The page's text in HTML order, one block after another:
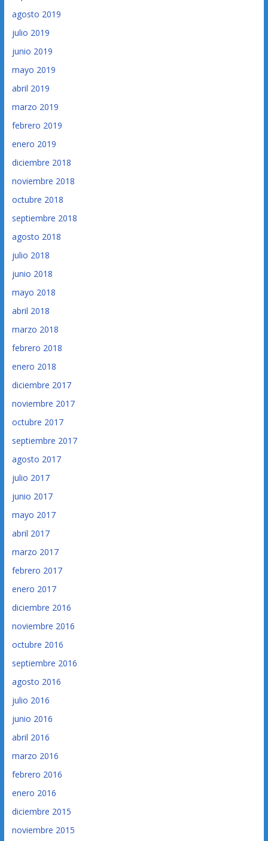
agosto 2019
julio 2019
junio 2019
mayo 2019
abril 2019
marzo 2019
febrero 2019
enero 2019
diciembre 2018
noviembre 2018
octubre 2018
septiembre 2018
agosto 2018
julio 2018
junio 2018
mayo 2018
abril 2018
marzo 2018
febrero 2018
enero 2018
diciembre 2017
noviembre 2017
octubre 2017
septiembre 2017
agosto 2017
julio 2017
junio 2017
mayo 2017
abril 2017
marzo 2017
febrero 2017
enero 2017
diciembre 2016
noviembre 2016
octubre 2016
septiembre 2016
agosto 2016
julio 2016
junio 2016
abril 2016
marzo 2016
febrero 2016
enero 2016
diciembre 2015
noviembre 2015